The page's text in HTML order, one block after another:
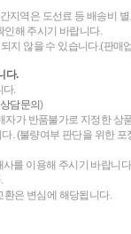
지역은 도선료 등 배송비
인해 주시기 바랍니다.
지 않을 수 있습니다.(판
다.
다.
담문의)
가 반품불가로 지정한 상
(불량여부 판단을 위한
를 이용해 주시기 바랍니
환은 변심에 해당됩니다.